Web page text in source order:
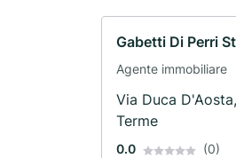
Gabetti Di Perri
Agente immobiliare
Via Duca
Terme
0.0 (0)